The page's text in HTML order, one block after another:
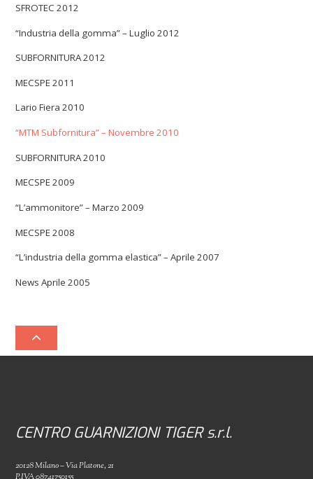
SFROTEC 2012
“Industria della gomma” – Luglio 2012
SUBFORNITURA 2012
MECSPE 2011
Lario Fiera 2010
“MTM Subfornitura” – Novembre 2010
SUBFORNITURA 2010
MECSPE 2009
“L’ammonitore” – Marzo 2009
MECSPE 2008
“L’industria della gomma elastica” – Aprile 2007
News Aprile 2005
CENTRO GUARNIZIONI TIGER s.r.l.
20128 Milano – Via Platone, 21